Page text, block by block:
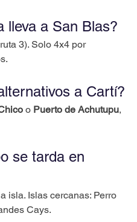
lleva a San Blas?
3). Solo 4x4 por
a Cartí?
o Puerto de Achutupu,
se tarda en
isla. Islas cercanas: Perro
Cays.